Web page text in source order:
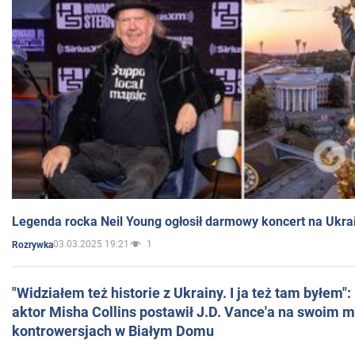
Legenda rocka Neil Young ogłosił darmowy koncert na
Rozrywka03.03.2025 19:21 1
"Widziałem też historie z Ukrainy. I ja też tam
aktor Misha Collins postawił J.D. Vance'a na swoim
kontrowersjach w Białym Domu